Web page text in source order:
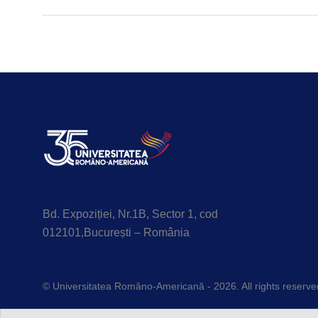
Bd. Expoziției, Nr.1B, Sector 1, cod
012101,București – România
© Universitatea Româno-Americană - 2026. All rights